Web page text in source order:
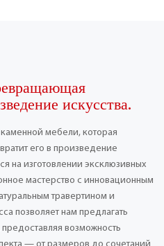
искусства.
мебели, которая
его в произведение
на изготовлении эксклюзивных
мастерство с инновационным
травертином и
позволяет нам предлагать
возможность